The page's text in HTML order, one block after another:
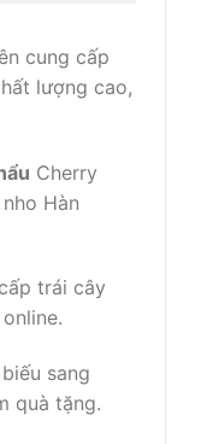
cung cấp
lượng cao,
Cherry
Hàn
trái cây
sang
quà tặng.